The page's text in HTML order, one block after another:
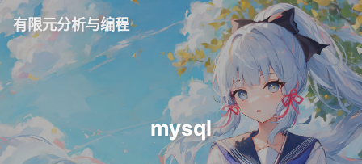
有限元分析与编程
mysql